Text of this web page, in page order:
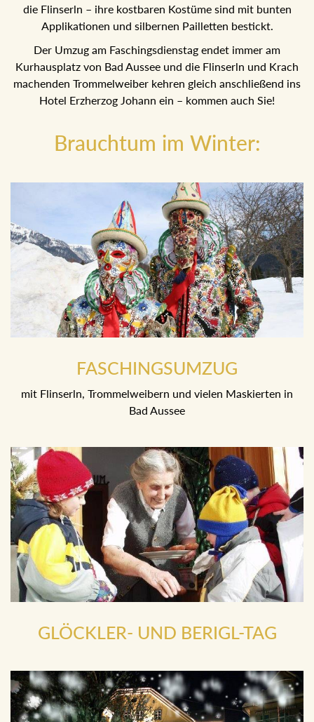
die Flinserln – ihre kostbaren Kostüme sind mit bunten
Applikationen und silbernen Pailletten bestickt.
Der Umzug am Faschingsdienstag endet immer am
Kurhausplatz von Bad Aussee und die Flinserln und Krach
machenden Trommelweiber kehren gleich anschließend ins
Hotel Erzherzog Johann ein – kommen auch Sie!
Brauchtum im Winter:
FASCHINGSUMZUG
mit Flinserln, Trommelweibern und vielen Maskierten in
Bad Aussee
GLÖCKLER- UND BERIGL-TAG